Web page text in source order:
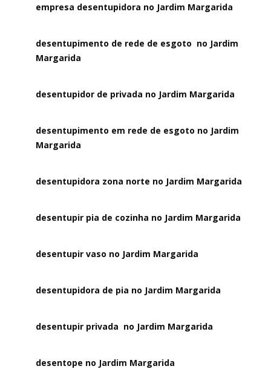
empresa desentupidora no Jardim Margarida
desentupimento de rede de esgoto no Jardim
Margarida
desentupidor de privada no Jardim Margarida
desentupimento em rede de esgoto no Jardim
Margarida
desentupidora zona norte no Jardim Margarida
desentupir pia de cozinha no Jardim Margarida
desentupir vaso no Jardim Margarida
desentupidora de pia no Jardim Margarida
desentupir privada no Jardim Margarida
desentope no Jardim Margarida